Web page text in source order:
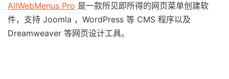
AllWebMenus Pro 是一款所见即所得的网页菜单创建软
件，支持 Joomla ，WordPress 等 CMS 程序以及
Dreamweaver 等网页设计工具。